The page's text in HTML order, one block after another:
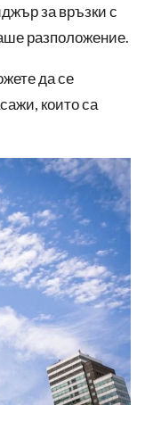
за връзки с
разположение.
да се
които са